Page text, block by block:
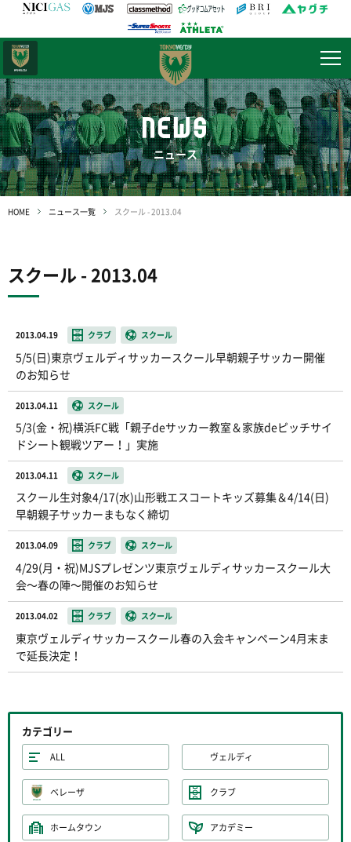
NEWS
ニュース
HOME ニュース一覧 スクール - 2013.04
スクール - 2013.04
2013.04.19 クラブ スクール
5/5(日)東京ヴェルディサッカースクール早朝親子サッカー開催
のお知らせ
2013.04.11 スクール
5/3(金・祝)横浜FC戦「親子deサッカー教室＆家族deピッチサイ
ドシート観戦ツアー！」実施
2013.04.11 スクール
スクール生対象4/17(水)山形戦エスコートキッズ募集＆4/14(日)
早朝親子サッカーまもなく締切
2013.04.09 クラブ スクール
4/29(月・祝)MJSプレゼンツ東京ヴェルディサッカースクール大
会〜春の陣〜開催のお知らせ
2013.04.02 クラブ スクール
東京ヴェルディサッカースクール春の入会キャンペーン4月末ま
で延長決定！
カテゴリー
ALL ヴェルディ
ベレーザ クラブ
ホームタウン アカデミー